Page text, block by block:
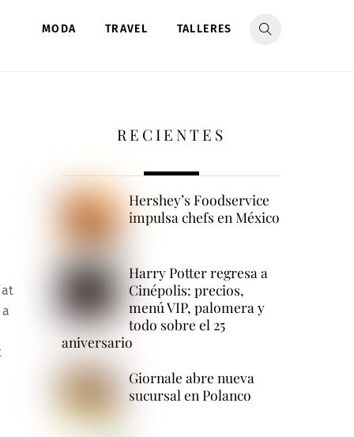
MODA TRAVEL TALLERES
RECIENTES
Hershey’s Foodservice
impulsa chefs en México
Harry Potter regresa a
Cinépolis: precios,
menú VIP, palomera y
todo sobre el 25
aniversario
Giornale abre nueva
sucursal en Polanco